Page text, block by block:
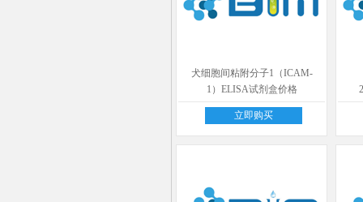
犬细胞间粘附分子1（ICAM-
1）ELISA试剂盒价格
立即购买